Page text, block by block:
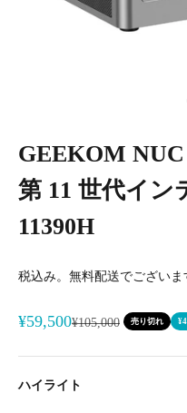
GEEKOM
第 11 世代イ
11390H
税込み。無料配送でございま
セール価格
¥59,500通常価格
¥105,000 売り切れ
ハイライト